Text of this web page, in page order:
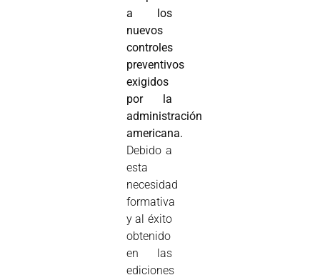
a los
nuevos
controles
preventivos
exigidos
por la
administración
americana.
Debido a
esta
necesidad
formativa
y al éxito
obtenido
en las
ediciones